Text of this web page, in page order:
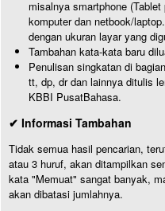
misalnya smartphone
komputer dan netbook/
dengan ukuran layar yang
Tambahan kata-kata baru
Penulisan singkatan di
tt, dp, dr dan lainnya ditulis
KBBI PusatBahasa.
✔ Informasi Tambahan
Tidak semua hasil pencarian,
atau 3 huruf, akan ditampilkan
kata "Memuat" sangat banyak,
akan dibatasi jumlahnya.